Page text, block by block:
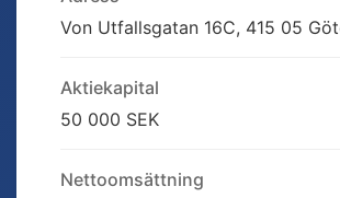
Von Utfallsgatan 16C, 415 05
Aktiekapital
50 000 SEK
Nettoomsättning